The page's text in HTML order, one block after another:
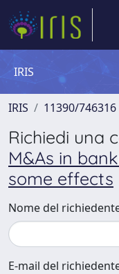
IRIS
IRIS 11390/746316
Richiedi una
M&As in
some effects
Nome del
E-mail del